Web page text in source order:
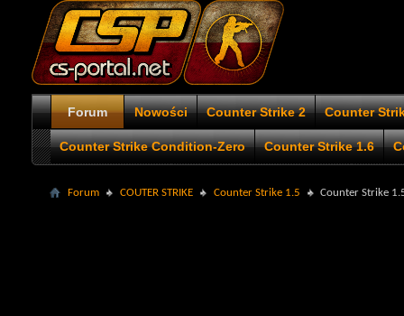
Forum Nowości Counter Strike 2 Counter
Counter Strike Condition-Zero Counter Strike 1.6
Forum COUTER STRIKE Counter Strike 1.5 Counter Strike